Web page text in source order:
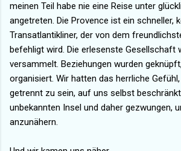
meinen Teil habe nie eine Reise unter
angetreten. Die Provence ist ein schneller,
Transatlantikliner, der von dem
befehligt wird. Die erlesenste Gesellschaft
versammelt. Beziehungen wurden
organisiert. Wir hatten das herrliche
getrennt zu sein, auf uns selbst
unbekannten Insel und daher gezwungen,
anzunähern.